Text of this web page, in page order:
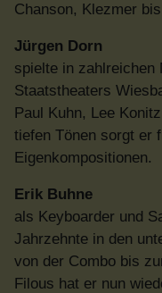
Chanson, Klezmer
Jürgen Dorn
spielte in zahlreichen
Staatstheaters
Paul Kuhn, Lee
tiefen Tönen sorgt er
Eigenkompositionen.
Erik Buhne
als Keyboarder und
Jahrzehnte in den
von der Combo bis
Filous hat er nun